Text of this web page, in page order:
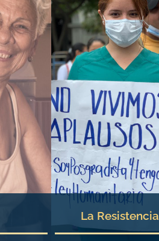
La Resistencia